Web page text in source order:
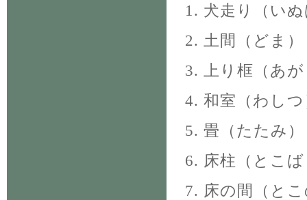
1. 犬走り（い
2. 土間（どま
3. 上り框（あ
4. 和室（わし
5. 畳（たたみ
6. 床柱（とこ
7. 床の間（と